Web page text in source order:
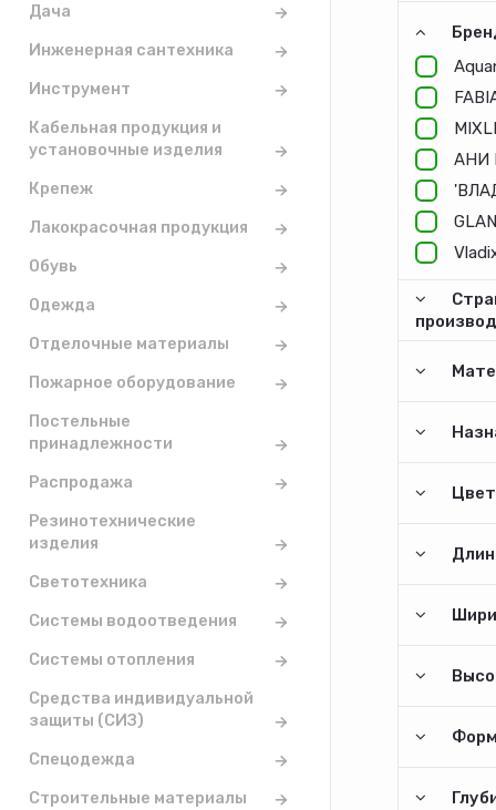
Дача
Инженерная сантехника
Инструмент
Кабельная продукция и
установочные изделия
Крепеж
Лакокрасочная продукция
Обувь
Одежда
Отделочные материалы
Пожарное оборудование
Постельные
принадлежности
Распродажа
Резинотехнические
изделия
Светотехника
Системы водоотведения
Системы отопления
Средства индивидуальной
защиты (СИЗ)
Спецодежда
Строительные материалы
АНИ
Цвет